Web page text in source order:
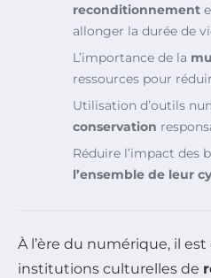
reconditionnement
allonger la durée de
L’importance de la
ressources pour
Utilisation d’outils
conservation
Réduire l’impact des
l’ensemble de leur
À l’ère du numérique, il
institutions culturelles de